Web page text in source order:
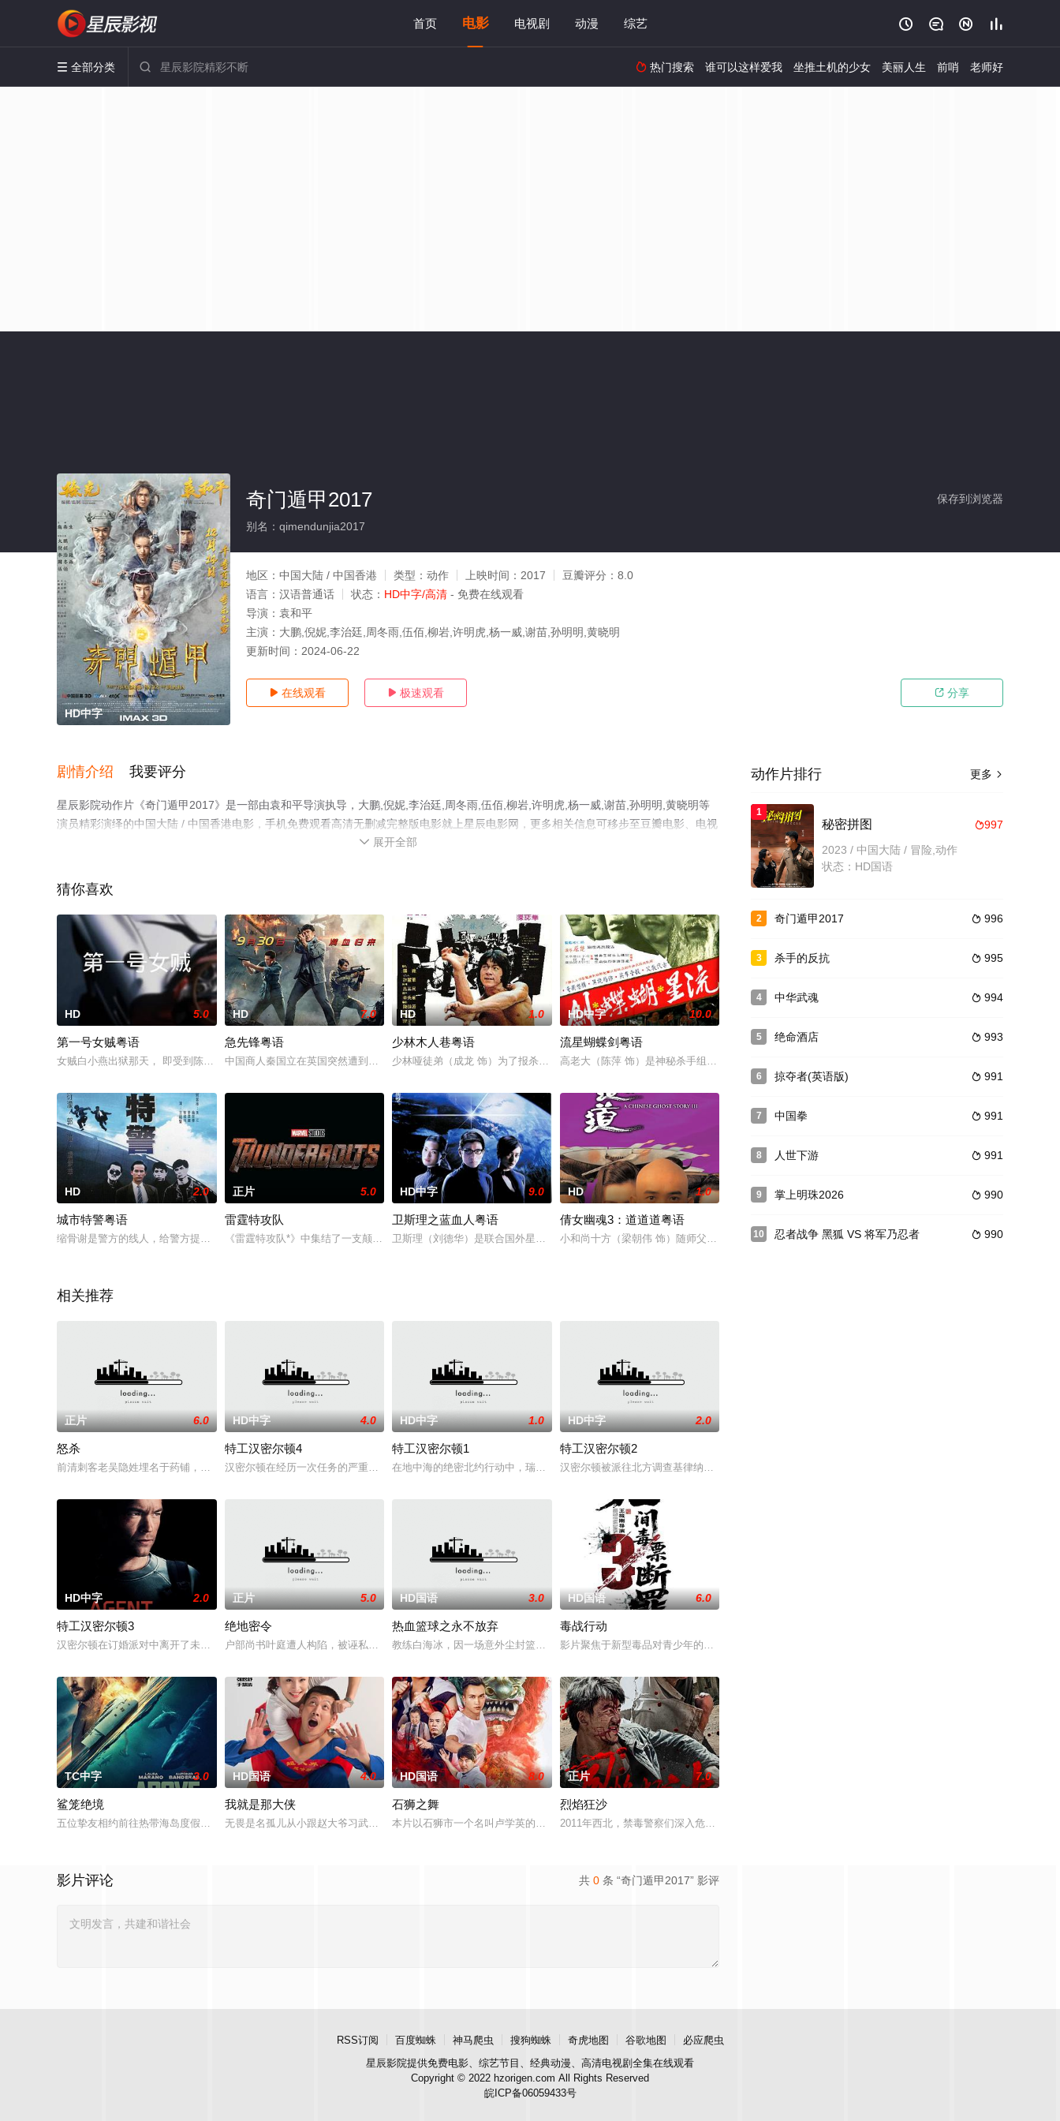
首页 电影 电视剧 动漫 综艺    
 全部分类   热门搜索 谁可以这样爱我 坐推土机的少女 美丽人生 前哨 老师好
HD中字
保存到浏览器
奇门遁甲2017
别名：qimendunjia2017
地区： 中国大陆 / 中国香港 类型： 动作 上映时间： 2017 豆瓣评分： 8.0
语言： 汉语普通话 状态： HD中字/高清 - 免费在线观看
导演： 袁和平
主演： 大鹏,倪妮,李治廷,周冬雨,伍佰,柳岩,许明虎,杨一威,谢苗,孙明明,黄晓明
更新时间： 2024-06-22
 在线观看  极速观看  分享
剧情介绍 我要评分
星辰影院动作片《奇门遁甲2017》是一部由袁和平导演执导，大鹏,倪妮,李治廷,周冬雨,伍佰,柳岩,许明虎,杨一威,谢苗,孙明明,黄晓明等
演员精彩演绎的中国大陆 / 中国香港电影，手机免费观看高清无删减完整版电影就上星辰电影网，更多相关信息可移步至豆瓣电影、电视
 展开全部
猜你喜欢
HD 5.0
第一号女贼粤语
女贼白小燕出狱那天， 即受到陈探长的提醒， 黑社会头子严方已回港， 定会再次利用小燕的身手作恶· 而小燕只想改过
HD 7.0
急先锋粤语
中国商人秦国立在英国突然遭到雇佣兵组织“北极狼”的绑架，他的女儿弗里达（徐若晗 饰）也被卷入其中，面临追杀的危险
HD 1.0
少林木人巷粤语
少林哑徒弟（成龙 饰）为了报杀父之仇而学武，从挑水砍柴做起，苦熬内功基础，打出木人巷学成武功的情形时时出现在他的
HD中字 10.0
流星蝴蝶剑粤语
高老大（陈萍 饰）是神秘杀手组织“快活林”的当家，孟星魂（宗华 饰）和叶翔（凌云 饰）都是她一手栽培出
HD 2.0
城市特警粤语
缩骨谢是警方的线人，给警方提供过不少十分有价值的情报，某日，他在马来西亚离奇死于非命，黄维邦（李子雄 饰）是重案
正片 5.0
雷霆特攻队
《雷霆特攻队*》中集结了一支颠覆传统的反英雄团队——“二代黑寡妇”叶莲娜、“冬兵”巴基、“红色守卫”阿列克谢、“
HD中字 9.0
卫斯理之蓝血人粤语
卫斯理（刘德华）是联合国外星生物分析局的特别成员，负责处理地球上一切和外星生物有关的事件。某次在古董店参观一块奇
HD 1.0
倩女幽魂3：道道道粤语
小和尚十方（梁朝伟 饰）随师父白云（刘洵 饰）护送金佛去五台山。路上偶遇痞子道士燕赤霞（张学友 饰）
相关推荐
正片 6.0
怒杀
前清刺客老吴隐姓埋名于药铺，却为守护单亲母女小茜和依依，被迫出手击杀黑帮一伙而暴露身份。幕后黑手向爷派杀手左轮抓
HD中字 4.0
特工汉密尔顿4
汉密尔顿在经历一次任务的严重后果后，陷入了自我毁灭的状态。然而，他被说服去执行他最擅长的任务——前往波兰找回一个
HD中字 1.0
特工汉密尔顿1
在地中海的绝密北约行动中，瑞典攻击潜水员遇害。汉密尔顿，受害者的老友，前往法国土伦军事基地展开调查。他与克里斯汀
HD中字 2.0
特工汉密尔顿2
汉密尔顿被派往北方调查基律纳太空项目的间谍行为，同时发现有人从瑞典窃取秘密武器材料。他被调至布鲁
HD中字 2.0
特工汉密尔顿3
汉密尔顿在订婚派对中离开了未婚妻，但他内心仍然渴望过正常生活。一名科学家被绑架，重要信息面临泄露风险。汉密尔顿决
正片 5.0
绝地密令
户部尚书叶庭遭人构陷，被诬私贪国库银两，身陷囹圄在即，叶庭急召其子叶护相见。叶护心知父亲蒙冤，却无力翻案，只得冒
HD国语 3.0
热血篮球之永不放弃
教练白海冰，因一场意外尘封篮球梦。为完成病危师兄的嘱托，他接手一支被嘲为“无胜利队”的业余球队。当一群问题少年遇
HD国语 6.0
毒战行动
影片聚焦于新型毒品对青少年的危害，对社会秩序的破坏为主题，旨在通过电影让观众意识到毒品的可怕，着
TC中字 3.0
鲨笼绝境
五位挚友相约前往热带海岛度假，计划在碧蓝海域中体验刺激的鲨鱼笼潜水，同时享受奢靡的派对狂欢。然而他们浑然不知，这
HD国语 4.0
我就是那大侠
无畏是名孤儿从小跟赵大爷习武收废品，做事一根筋的他总被误解。在经历一次重大事件后，被迫加入保健品公司，实现了自我
HD国语 8.0
石狮之舞
本片以石狮市一个名叫卢学英的年轻人为主人公，以他的一段人生经历为媒介。讲述了石狮当地非物质文化遗产——石狮狮阵，
正片 7.0
烈焰狂沙
2011年西北，禁毒警察们深入危险境地，与毒贩展开了一场惊心动魄的较量。三年后，杨天追查战友马超遇害
共 0 条 “奇门遁甲2017” 影评
影片评论
更多 
动作片排行
1
997
秘密拼图
2023 / 中国大陆 / 冒险,动作
状态：HD国语
2  996
奇门遁甲2017
3  995
杀手的反抗
4  994
中华武魂
5  993
绝命酒店
6  991
掠夺者(英语版)
7  991
中国拳
8  991
人世下游
9  990
掌上明珠2026
10  990
忍者战争 黑狐 VS 将军乃忍者
RSS订阅 百度蜘蛛 神马爬虫 搜狗蜘蛛 奇虎地图 谷歌地图
必应爬虫
星辰影院提供免费电影、综艺节目、经典动漫、高清电视剧全集在线观看
Copyright © 2022 hzorigen.com All Rights Reserved
皖ICP备06059433号